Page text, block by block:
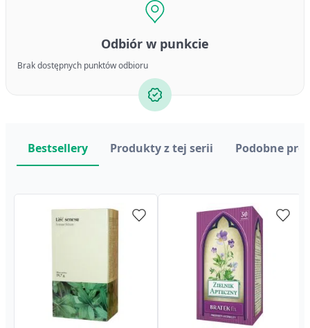
Odbiór w punkcie
Brak dostępnych punktów odbioru
Bestsellery Produkty z tej serii Podobne